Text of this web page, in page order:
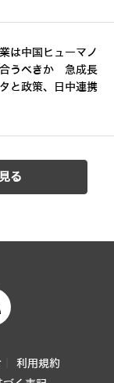
は中国ヒューマノ
うべきか 急成長
と政策、日中連携
る
利用規約